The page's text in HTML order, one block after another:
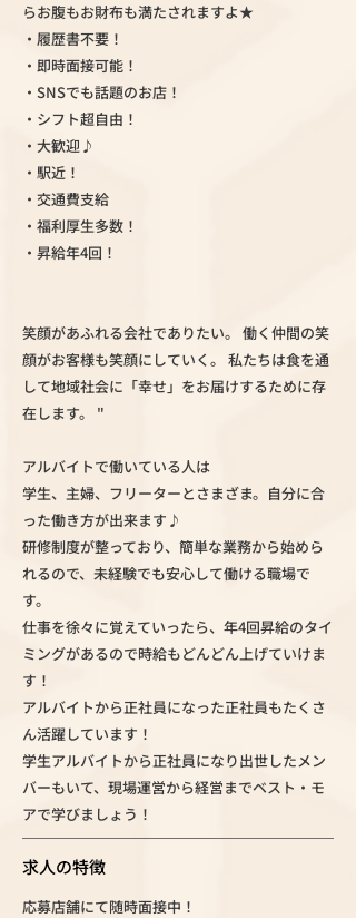
らお腹もお財布も満たされますよ★
・履歴書不要！
・即時面接可能！
・SNSでも話題のお店！
・シフト超自由！
・大歓迎♪
・駅近！
・交通費支給
・福利厚生多数！
・昇給年4回！
笑顔があふれる会社でありたい。 働く仲間の笑
顔がお客様も笑顔にしていく。 私たちは食を通
して地域社会に「幸せ」をお届けするために存
在します。 "
アルバイトで働いている人は
学生、主婦、フリーターとさまざま。自分に合
った働き方が出来ます♪
研修制度が整っており、簡単な業務から始めら
れるので、未経験でも安心して働ける職場で
す。
仕事を徐々に覚えていったら、年4回昇給のタイ
ミングがあるので時給もどんどん上げていけま
す！
アルバイトから正社員になった正社員もたくさ
ん活躍しています！
学生アルバイトから正社員になり出世したメン
バーもいて、現場運営から経営までベスト・モ
アで学びましょう！
求人の特徴
応募店舗にて随時面接中！